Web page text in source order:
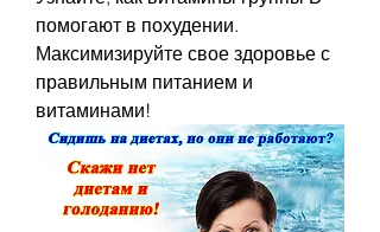
помогают в похудении.
Максимизируйте свое здоровье с
правильным питанием и
витаминами!